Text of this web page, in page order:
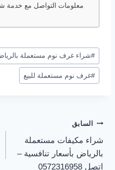
معلومات التواصل مع خدمة
وسوم
المقال:
#شراء غرف نوم مستعملة
#غرف نوم مستعملة للبيع
تصفّح
المقالات
السابق
شراء مكيفات مستعملة
بالرياض بأسعار تنافسية –
اتصل 0572316958